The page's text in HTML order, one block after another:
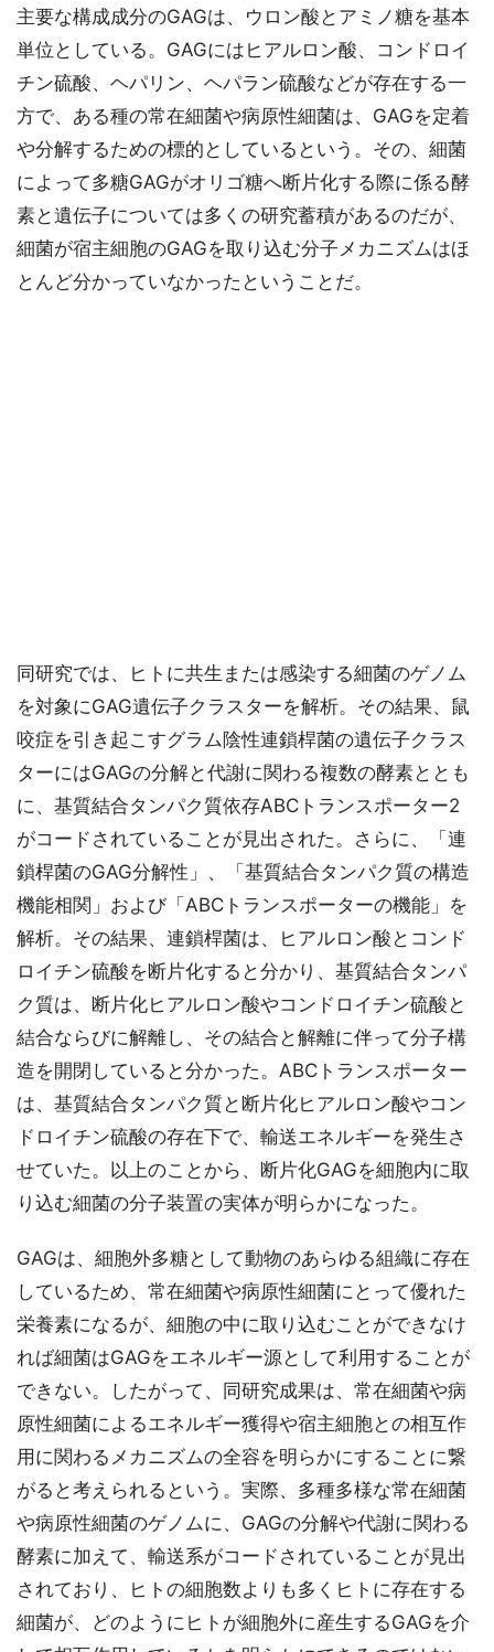
主要な構成成分のGAGは、ウロン酸とアミノ糖を基本
単位としている。GAGにはヒアルロン酸、コンドロイ
チン硫酸、ヘパリン、ヘパラン硫酸などが存在する一
方で、ある種の常在細菌や病原性細菌は、GAGを定着
や分解するための標的としているという。その、細菌
によって多糖GAGがオリゴ糖へ断片化する際に係る酵
素と遺伝子については多くの研究蓄積があるのだが、
細菌が宿主細胞のGAGを取り込む分子メカニズムはほ
とんど分かっていなかったということだ。
同研究では、ヒトに共生または感染する細菌のゲノム
を対象にGAG遺伝子クラスターを解析。その結果、鼠
咬症を引き起こすグラム陰性連鎖桿菌の遺伝子クラス
ターにはGAGの分解と代謝に関わる複数の酵素ととも
に、基質結合タンパク質依存ABCトランスポーター2
がコードされていることが見出された。さらに、「連
鎖桿菌のGAG分解性」、「基質結合タンパク質の構造
機能相関」および「ABCトランスポーターの機能」を
解析。その結果、連鎖桿菌は、ヒアルロン酸とコンド
ロイチン硫酸を断片化すると分かり、基質結合タンパ
ク質は、断片化ヒアルロン酸やコンドロイチン硫酸と
結合ならびに解離し、その結合と解離に伴って分子構
造を開閉していると分かった。ABCトランスポーター
は、基質結合タンパク質と断片化ヒアルロン酸やコン
ドロイチン硫酸の存在下で、輸送エネルギーを発生さ
せていた。以上のことから、断片化GAGを細胞内に取
り込む細菌の分子装置の実体が明らかになった。
GAGは、細胞外多糖として動物のあらゆる組織に存在
しているため、常在細菌や病原性細菌にとって優れた
栄養素になるが、細胞の中に取り込むことができなけ
れば細菌はGAGをエネルギー源として利用することが
できない。したがって、同研究成果は、常在細菌や病
原性細菌によるエネルギー獲得や宿主細胞との相互作
用に関わるメカニズムの全容を明らかにすることに繋
がると考えられるという。実際、多種多様な常在細菌
や病原性細菌のゲノムに、GAGの分解や代謝に関わる
酵素に加えて、輸送系がコードされていることが見出
されており、ヒトの細胞数よりも多くヒトに存在する
細菌が、どのようにヒトが細胞外に産生するGAGを介